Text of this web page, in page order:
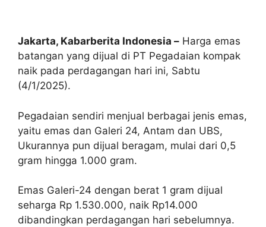
Jakarta, Kabarberita Indonesia – Harga emas
batangan yang dijual di PT Pegadaian kompak
naik pada perdagangan hari ini, Sabtu
(4/1/2025).
Pegadaian sendiri menjual berbagai jenis emas,
yaitu emas dan Galeri 24, Antam dan UBS,
Ukurannya pun dijual beragam, mulai dari 0,5
gram hingga 1.000 gram.
Emas Galeri-24 dengan berat 1 gram dijual
seharga Rp 1.530.000, naik Rp14.000
dibandingkan perdagangan hari sebelumnya.